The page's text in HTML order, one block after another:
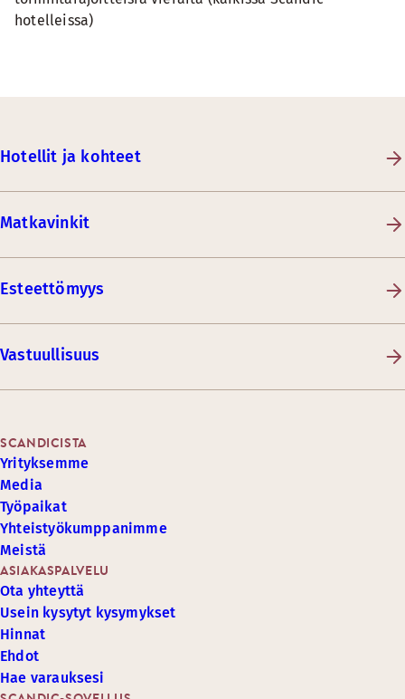
hotelleissa)
Hotellit ja kohteet
Matkavinkit
Esteettömyys
Vastuullisuus
ASIAKASPALVELU
Ota yhteyttä
Usein kysytyt kysymykset
Hinnat
Ehdot
Hae varauksesi
SCANDICISTA
Yrityksemme
Media
Työpaikat
Yhteistyökumppanimme
Meistä